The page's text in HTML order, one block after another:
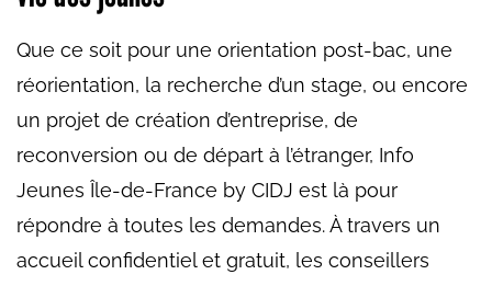
Que ce soit pour une orientation post-bac, une
réorientation, la recherche d’un stage, ou encore
un projet de création d’entreprise, de
reconversion ou de départ à l’étranger, Info
Jeunes Île-de-France by CIDJ est là pour
répondre à toutes les demandes. À travers un
accueil confidentiel et gratuit, les conseillers